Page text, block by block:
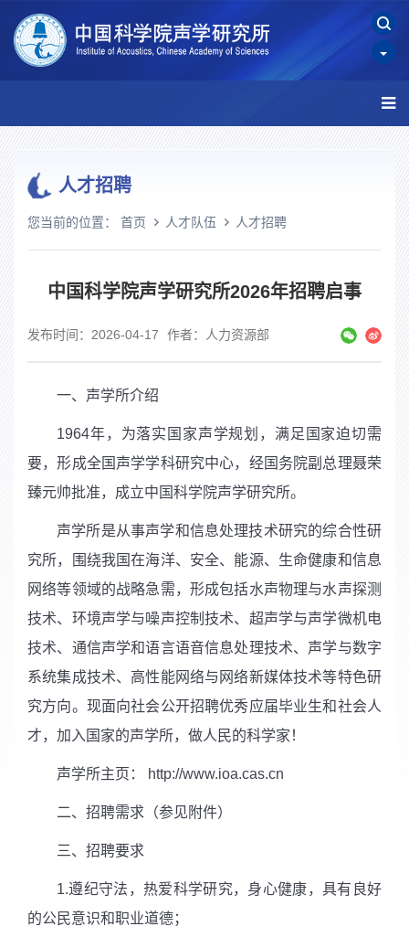
人才招聘
您当前的位置： 首页 人才队伍 人才招聘
中国科学院声学研究所2026年招聘启事
发布时间：2026-04-17 作者：人力资源部
一、声学所介绍
1964年，为落实国家声学规划，满足国家迫切需
要，形成全国声学学科研究中心，经国务院副总理聂荣
臻元帅批准，成立中国科学院声学研究所。
声学所是从事声学和信息处理技术研究的综合性研
究所，围绕我国在海洋、安全、能源、生命健康和信息
网络等领域的战略急需，形成包括水声物理与水声探测
技术、环境声学与噪声控制技术、超声学与声学微机电
技术、通信声学和语言语音信息处理技术、声学与数字
系统集成技术、高性能网络与网络新媒体技术等特色研
究方向。现面向社会公开招聘优秀应届毕业生和社会人
才，加入国家的声学所，做人民的科学家！
声学所主页： http://www.ioa.cas.cn
二、招聘需求（参见附件）
三、招聘要求
1.遵纪守法，热爱科学研究，身心健康，具有良好
的公民意识和职业道德；